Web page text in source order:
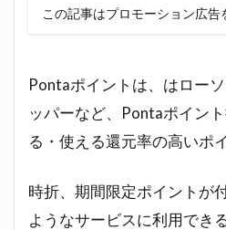
この記事はプロモーション広告
Pontaポイントは、はロー
ッパーなど、Pontaポイン
る・使える還元率の高いポ
時折、期間限定ポイントが
ようなサービスに利用でき